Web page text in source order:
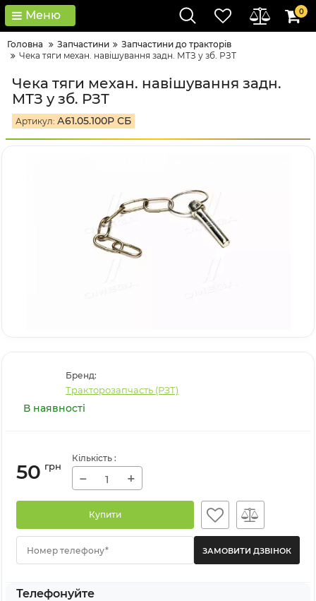
Меню 0
Головна Запчастини
Запчастини до тракторів
Чека тяги механ. навішування задн. МТЗ у зб. РЗТ
Чека тяги механ. навішування задн.
МТЗ у зб. РЗТ
Артикул: А61.05.100Р СБ
Бренд:
Тракторозапчасть (РЗТ)
В наявності
50 грн
Кількість :
− +
Купити
Номер телефону*
Телефонуйте